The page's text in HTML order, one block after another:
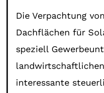
Die Verpachtung
Dachflächen für
speziell
interessante